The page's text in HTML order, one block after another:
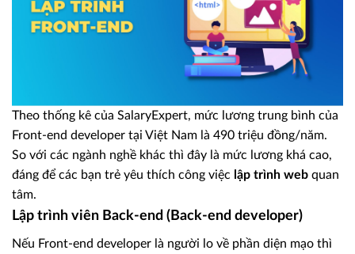
Theo thống kê của SalaryExpert, mức lương trung bình của
Front-end developer tại Việt Nam là 490 triệu đồng/năm.
So với các ngành nghề khác thì đây là mức lương khá cao,
đáng để các bạn trẻ yêu thích công việc lập trình web quan
tâm.
Lập trình viên Back-end (Back-end developer)
Nếu Front-end developer là người lo về phần diện mạo thì